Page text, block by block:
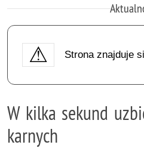
Strona znajduje
W kilka sekund
karnych